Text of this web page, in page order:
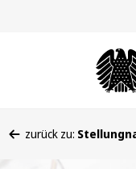
befinden
zurück zu: